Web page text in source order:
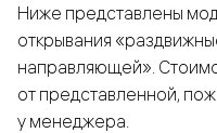
Ниже представлены
открывания
направляющей».
от представленной,
у менеджера.